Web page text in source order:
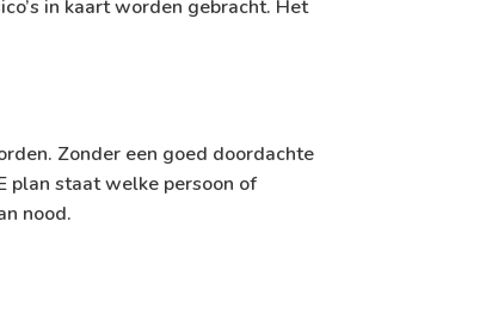
in kaart worden gebracht. Het
Zonder een goed doordachte
plan staat welke persoon of
nood.